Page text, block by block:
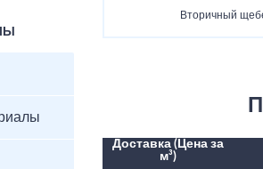
Вторичный
Доставка (Цена за
м³)